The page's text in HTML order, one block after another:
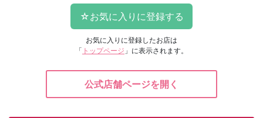
お気に入りに登録したお店は
「 トップページ 」に表示されます。
公式店舗ページを開く